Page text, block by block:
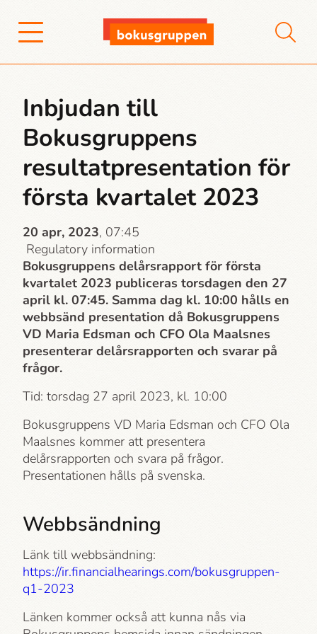
Inbjudan till
Bokusgruppens
resultatpresentation för
första kvartalet 2023
20 apr, 2023, 07:45
Regulatory information
Bokusgruppens delårsrapport för första
kvartalet 2023 publiceras torsdagen den 27
april kl. 07:45. Samma dag kl. 10:00 hålls en
webbsänd presentation då Bokusgruppens
VD Maria Edsman och CFO Ola Maalsnes
presenterar delårsrapporten och svarar på
frågor.
Tid: torsdag 27 april 2023, kl. 10:00
Bokusgruppens VD Maria Edsman och CFO Ola
Maalsnes kommer att presentera
delårsrapporten och svara på frågor.
Presentationen hålls på svenska.
Webbsändning
Länk till webbsändning:
https://ir.financialhearings.com/bokusgruppen-
q1-2023
Länken kommer också att kunna nås via